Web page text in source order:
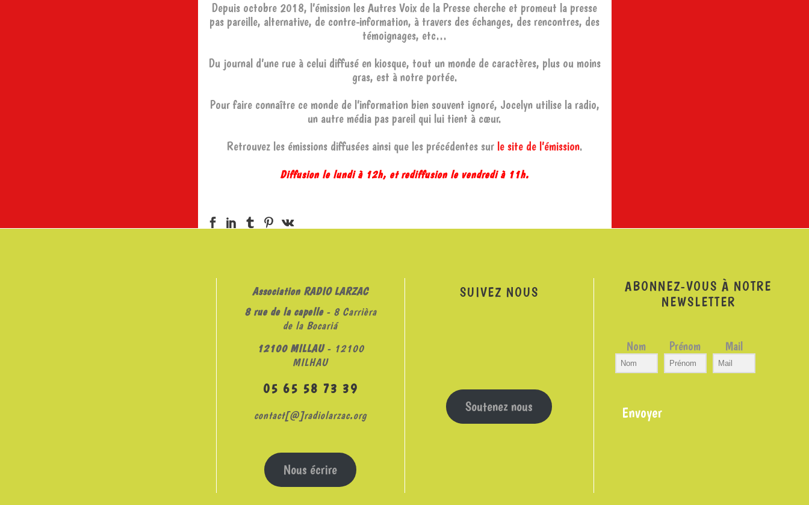
Depuis octobre 2018, l’émission les Autres Voix de la Presse cherche et promeut la presse
pas pareille, alternative, de contre-information, à travers des échanges, des rencontres, des
témoignages, etc…
Du journal d’une rue à celui diffusé en kiosque, tout un monde de caractères, plus ou moins
gras, est à notre portée.
Pour faire connaître ce monde de l’information bien souvent ignoré, Jocelyn utilise la radio,
un autre média pas pareil qui lui tient à cœur.
Retrouvez les émissions diffusées ainsi que les précédentes sur le site de l’émission.
Diffusion le lundi à 12h, et rediffusion le vendredi à 11h.
Association RADIO LARZAC
8 rue de la capelle- 8 Carrièra
de la Bocariá
12100 MILLAU- 12100
MILHAU
05 65 58 73 39
contact[@]radiolarzac.org
Nous écrire
SUIVEZ NOUS
Soutenez nous
ABONNEZ-VOUS À NOTRE
NEWSLETTER
Nom Prénom Mail
Envoyer